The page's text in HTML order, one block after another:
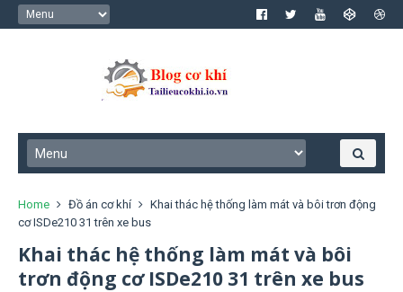
Home Đồ án cơ khí
Khai thác hệ thống làm mát và bôi trơn động
cơ ISDe210 31 trên xe bus
Khai thác hệ thống làm mát và bôi
trơn động cơ ISDe210 31 trên xe bus